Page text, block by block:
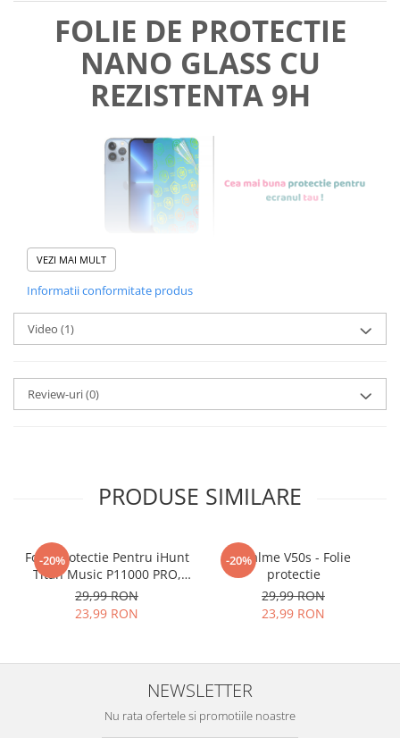
FOLIE DE PROTECTIE
NANO GLASS CU
REZISTENTA 9H
Foliile noastre sunt
tu.
Materialul folosit in
esteNano Glass flexibil.
AcestagaranteazacaNU SE
SPARGE in mii de cioburi
ascutite si periculoase.
zgarieturi si spargere, ci si
INTARESTE ecranul!
Folia avand rezistenta 9H la
VEZI MAI MULT
Informatii conformitate produs
Video (1)
Review-uri(0)
PRODUSE SIMILARE
-20%
Folie Protectie Pentru iHunt
Titan Music P11000 PRO,
VDOO
29,99 RON
23,99 RON
-20%
Realme V50s - Folie
protectie
29,99 RON
23,99 RON
NEWSLETTER
Nu rata ofertele si promotiile noastre